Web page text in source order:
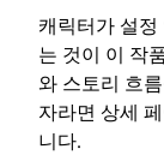
캐릭터가 설
는 것이 이 작
와 스토리 흐
자라면 상세
니다.